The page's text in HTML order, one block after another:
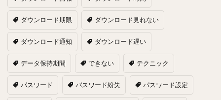
ダウンロード期限 ダウンロード見れない
ダウンロード通知 ダウンロード遅い
データ保持期間 できない テクニック
パスワード パスワード紛失 パスワード設定